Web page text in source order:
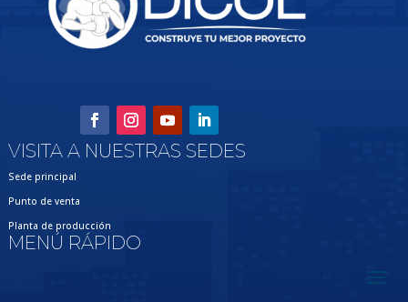
VISITA A NUESTRAS SEDES
Sede principal
Punto de venta
Planta de producción
MENÚ RÁPIDO